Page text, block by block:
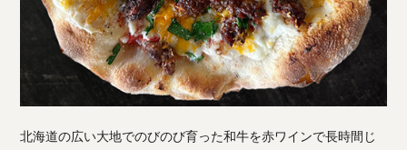
北海道の広い大地でのびのび育った和牛を赤ワインで長時間じ